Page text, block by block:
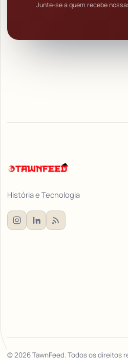
Junte-se a quem recebe
História e Tecnologia
©2026TawnFeed. Todos os direitos